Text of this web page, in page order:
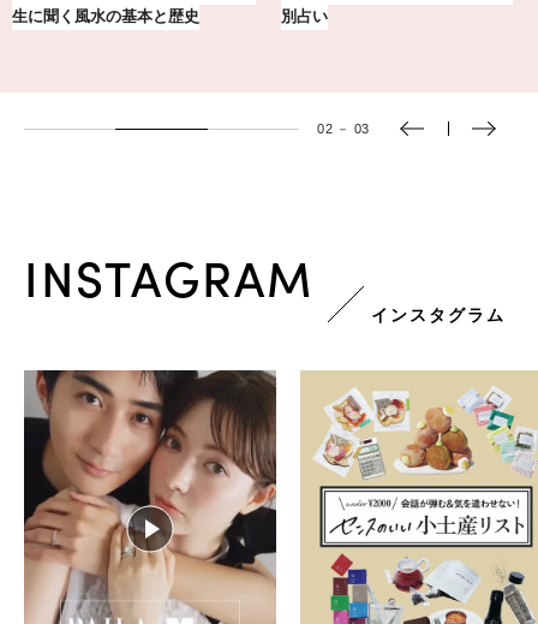
手くつきあうコツとは？
02 － 03
INSTAGRAM
インスタグラム